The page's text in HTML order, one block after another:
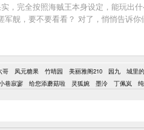
，完全按照海贼王本身设定，能玩
舰，要不要看看？ 对了，悄悄告诉
哥 凤元糖果 竹晴园 美丽雅阁210 园九 城里
巷寂寥 给您添蘑菇啦 灵狐婉 墨泠 丁佩岚